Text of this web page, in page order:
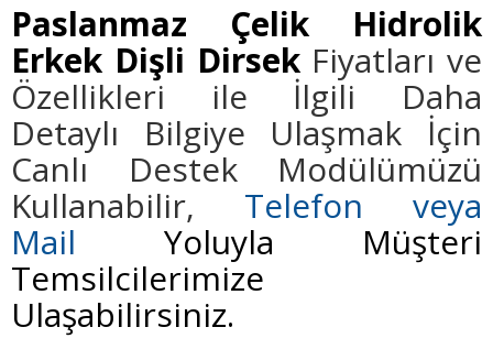
Paslanmaz Çelik Hidrolik
Erkek Dişli Dirsek Fiyatları ve
Özellikleri ile İlgili Daha
Detaylı Bilgiye Ulaşmak İçin
Canlı Destek Modülümüzü
Kullanabilir, Telefon veya
Mail Yoluyla Müşteri
Temsilcilerimize
Ulaşabilirsiniz.